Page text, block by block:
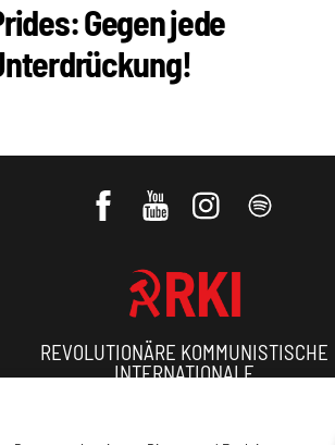
Gegen jede
REVOLUTIONÄRE KOMMUNISTISCHE
INTERNATIONALE